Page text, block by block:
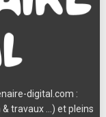
digital.com :
travaux …) et pleins